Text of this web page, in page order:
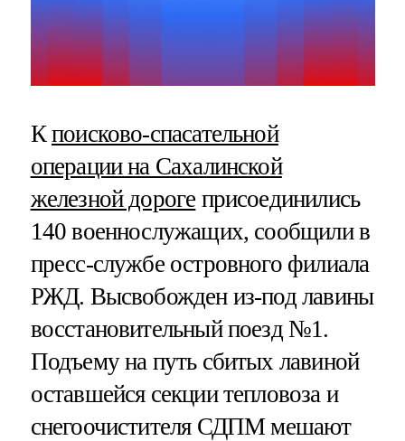
Кпоисково-спасательной
операции на Сахалинской
железной дороге присоединились
140 военнослужащих, сообщили в
пресс-службе островного филиала
РЖД. Высвобожден из-под лавины
восстановительный поезд №1.
Подъему на путь сбитых лавиной
оставшейся секции тепловоза и
снегоочистителя СДПМ мешают